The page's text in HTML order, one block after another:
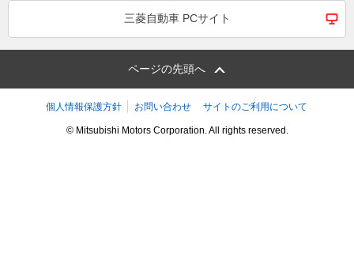
三菱自動車 PCサイト
ページの先頭へ
個人情報保護方針 お問い合わせ サイトのご利用について
© Mitsubishi Motors Corporation. All rights reserved.